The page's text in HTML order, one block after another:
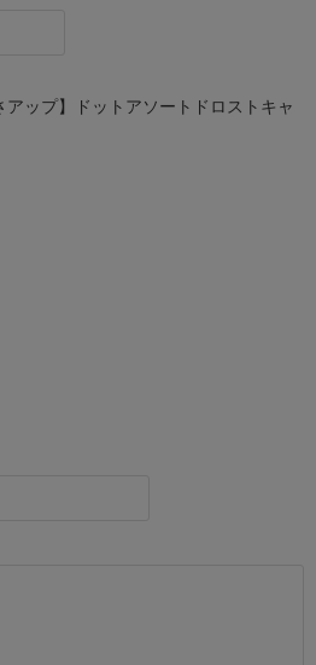
アップ】ドットアソートドロストキャ